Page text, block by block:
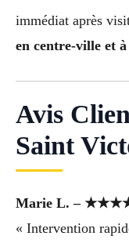
immédiat après
en centre-ville et
Avis
Saint
Marie L. –
« Intervention